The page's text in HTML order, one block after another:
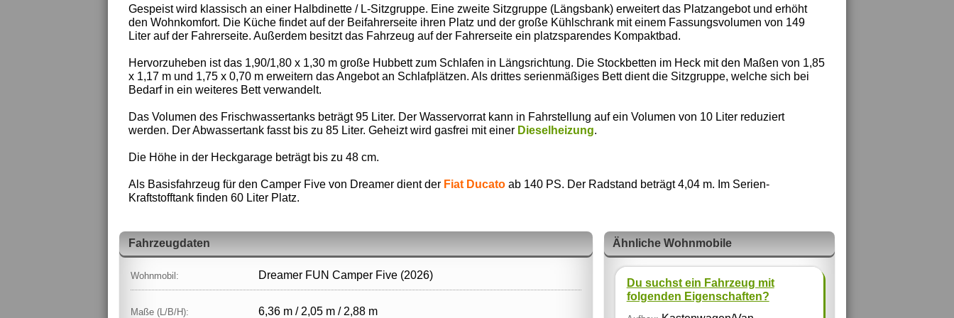
Gespeist wird klassisch an einer Halbdinette / L-Sitzgruppe. Eine zweite Sitzgruppe (Längsbank) erweitert das Platzangebot und erhöht
den Wohnkomfort. Die Küche findet auf der Beifahrerseite ihren Platz und der große Kühlschrank mit einem Fassungsvolumen von 149
Liter auf der Fahrerseite. Außerdem besitzt das Fahrzeug auf der Fahrerseite ein platzsparendes Kompaktbad.
Hervorzuheben ist das 1,90/1,80 x 1,30 m große Hubbett zum Schlafen in Längsrichtung. Die Stockbetten im Heck mit den Maßen von 1,85
x 1,17 m und 1,75 x 0,70 m erweitern das Angebot an Schlafplätzen. Als drittes serienmäßiges Bett dient die Sitzgruppe, welche sich bei
Bedarf in ein weiteres Bett verwandelt.
Das Volumen des Frischwassertanks beträgt 95 Liter. Der Wasservorrat kann in Fahrstellung auf ein Volumen von 10 Liter reduziert
werden. Der Abwassertank fasst bis zu 85 Liter. Geheizt wird gasfrei mit einer Dieselheizung.
Die Höhe in der Heckgarage beträgt bis zu 48 cm.
Als Basisfahrzeug für den Camper Five von Dreamer dient der Fiat Ducatoab 140 PS. Der Radstand beträgt 4,04 m. Im Serien-
Kraftstofftank finden 60 Liter Platz.
Fahrzeugdaten
Wohnmobil: Dreamer FUN Camper Five (2026)
Maße (L/B/H): 6,36 m / 2,05 m / 2,88 m
Ähnliche Wohnmobile
Du suchst ein Fahrzeug mit
folgenden Eigenschaften?